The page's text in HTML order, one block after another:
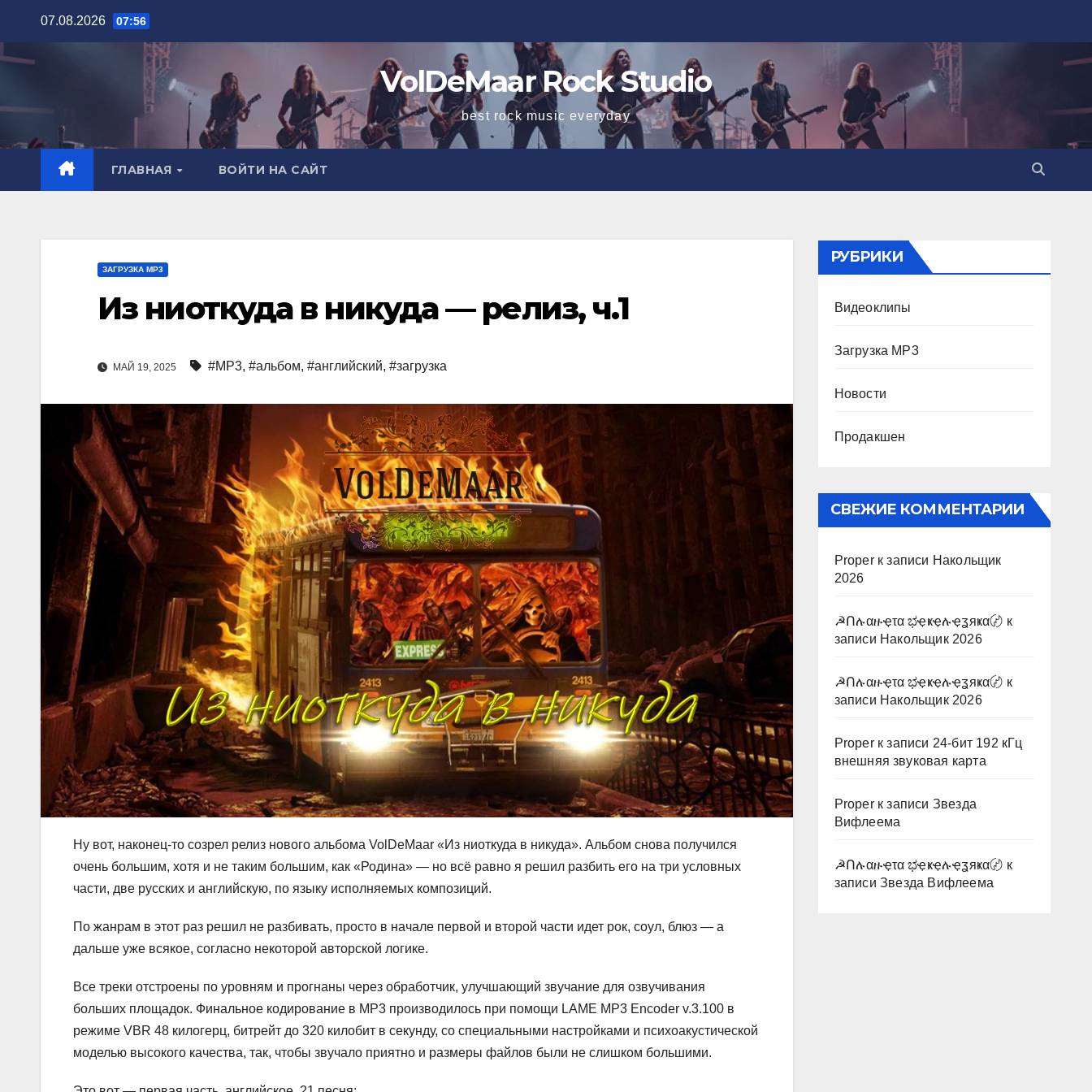
содержимому
07.08.2026 07:56
VolDeMaar Rock Studio
best rock music everyday
ГЛАВНАЯ ВОЙТИ НА САЙТ
ЗАГРУЗКА MP3
Из ниоткуда в никуда — релиз, ч.1
МАЙ 19, 2025 #MP3, #альбом, #английский, #загрузка
Ну вот, наконец-то созрел релиз нового альбома VolDeMaar «Из ниоткуда в никуда». Альбом снова получился
очень большим, хотя и не таким большим, как «Родина» — но всё равно я решил разбить его на три условных
части, две русских и английскую, по языку исполняемых композиций.
По жанрам в этот раз решил не разбивать, просто в начале первой и второй части идет рок, соул, блюз — а
дальше уже всякое, согласно некоторой авторской логике.
Все треки отстроены по уровням и прогнаны через обработчик, улучшающий звучание для озвучивания
больших площадок. Финальное кодирование в MP3 производилось при помощи LAME MP3 Encoder v.3.100 в
режиме VBR 48 килогерц, битрейт до 320 килобит в секунду, со специальными настройками и психоакустической
моделью высокого качества, так, чтобы звучало приятно и размеры файлов были не слишком большими.
РУБРИКИ
Видеоклипы
Загрузка MP3
Новости
Продакшен
СВЕЖИЕ КОММЕНТАРИИ
Properк записи Накольщик
2026
☭Ոሉαዙҿτα ಭҿҝҿሉҿʓяҝα〄 к
записи Накольщик 2026
☭Ոሉαዙҿτα ಭҿҝҿሉҿʓяҝα〄 к
записи Накольщик 2026
Properк записи 24-бит 192 кГц
внешняя звуковая карта
Properк записи Звезда
Вифлеема
☭Ոሉαዙҿτα ಭҿҝҿሉҿʓяҝα〄 к
записи Звезда Вифлеема